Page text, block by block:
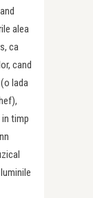
alea
ca
cand
lada
timp